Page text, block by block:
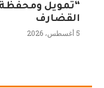
“تمويل
القضارف
5 أغسطس، 2026